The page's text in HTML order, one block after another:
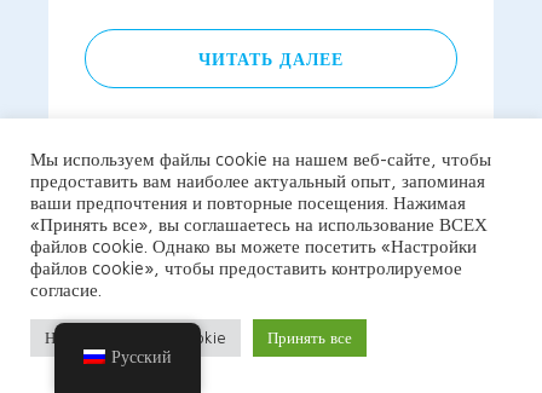
ЧИТАТЬ ДАЛЕЕ
Мы используем файлы cookie на нашем веб-сайте, чтобы
предоставить вам наиболее актуальный опыт, запоминая
ваши предпочтения и повторные посещения. Нажимая
«Принять все», вы соглашаетесь на использование ВСЕХ
файлов cookie. Однако вы можете посетить «Настройки
файлов cookie», чтобы предоставить контролируемое
согласие.
Настройки файлов cookie Принять все
Русский